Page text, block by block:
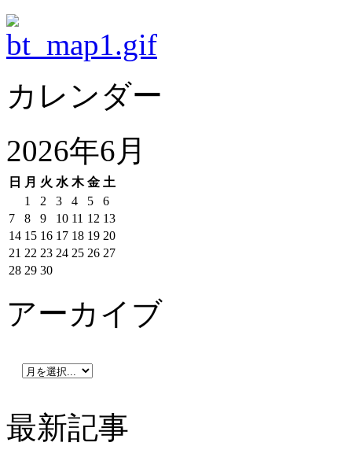
カレンダー
2026年6月
日 月 火 水 木 金 土
1
2 3 4 5
6
7
8 9 10 11 12 13
14 15 16 17 18 19 20
21 22 23 24 25 26 27
28 29 30
アーカイブ
最新記事